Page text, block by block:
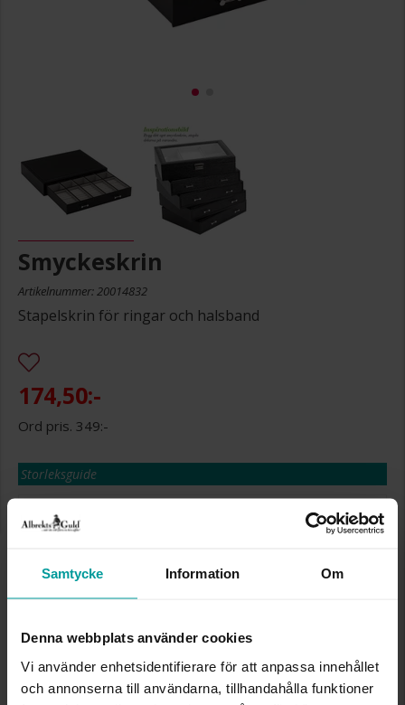
Samtycke Information Om
Denna webbplats använder cookies
Vi använder enhetsidentifierare för att anpassa innehållet
och annonserna till användarna, tillhandahålla funktioner
Smyckeskrin
Artikelnummer: 20014832
Stapelskrin för ringar och halsband
174,50:-
349:-
Storleksguide
Den här artikeln ingår i följande kampanjer:
kan ej kombineras med andra produkter. Gäller så långt lagret
Presentinslagning +29:-
Denna artikel är tillfälligt slut i webbshoppen.
Vänligen kontakta butik för information om